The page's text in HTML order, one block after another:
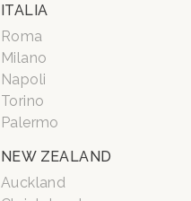
ITALIA
Roma
Milano
Napoli
Torino
Palermo
NEW ZEALAND
Auckland